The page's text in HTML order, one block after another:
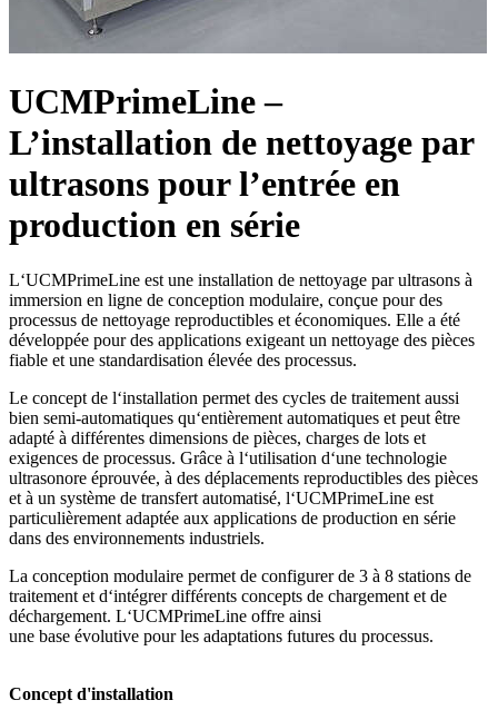
UCMPrimeLine –
L’installation de nettoyage par
ultrasons pour l’entrée en
production en série
L‘UCMPrimeLine est une installation de nettoyage par ultrasons à
immersion en ligne de conception modulaire, conçue pour des
processus de nettoyage reproductibles et économiques. Elle a été
développée pour des applications exigeant un nettoyage des pièces
fiable et une standardisation élevée des processus.
Le concept de l‘installation permet des cycles de traitement aussi
bien semi-automatiques qu‘entièrement automatiques et peut être
adapté à différentes dimensions de pièces, charges de lots et
exigences de processus. Grâce à l‘utilisation d‘une technologie
ultrasonore éprouvée, à des déplacements reproductibles des pièces
et à un système de transfert automatisé, l‘UCMPrimeLine est
particulièrement adaptée aux applications de production en série
dans des environnements industriels.
La conception modulaire permet de configurer de 3 à 8 stations de
traitement et d‘intégrer différents concepts de chargement et de
déchargement. L‘UCMPrimeLine offre ainsi
une base évolutive pour les adaptations futures du processus.
Concept d'installation